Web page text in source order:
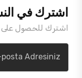
اشترك في
اشترك للحصول على